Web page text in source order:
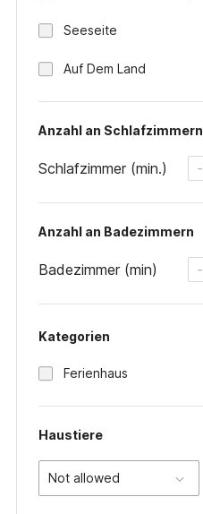
Seeseite
Auf Dem Land
Anzahl an Schlafzimmern
Schlafzimmer (min.) -
Anzahl an Badezimmern
Badezimmer (min) -
Kategorien
Ferienhaus
Haustiere
Not allowed